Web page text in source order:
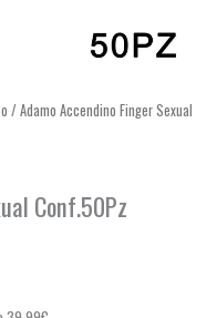
/ Adamo Accendino Finger Sexual
Conf.50Pz